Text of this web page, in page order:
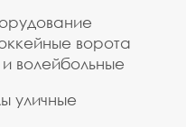
ворота
волейбольные
уличные